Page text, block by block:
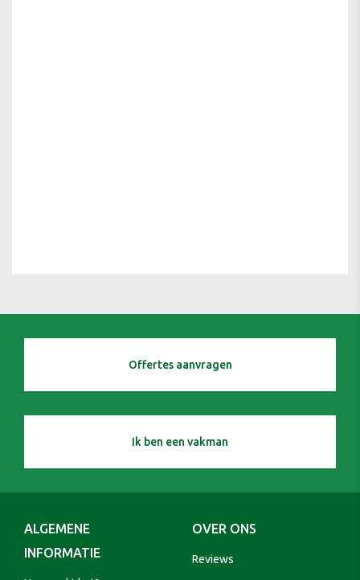
Offertes aanvragen
Ik ben een vakman
ALGEMENE
INFORMATIE
OVER ONS
Reviews